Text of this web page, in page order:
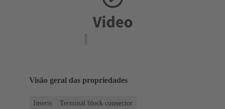
Visão geral das propriedades
Inserts
Terminal block connector